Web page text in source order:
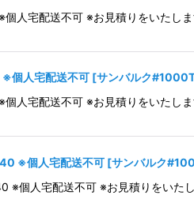
人宅配送不可 ※お見積りをいた
個人宅配送不可 [サンバルク
人宅配送不可 ※お見積りをいた
※個人宅配送不可 [サンバルク
※個人宅配送不可 ※お見積りをい